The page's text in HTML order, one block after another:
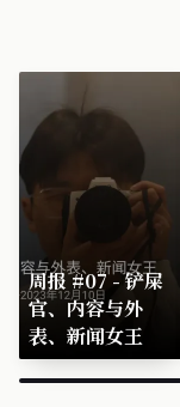
周报 #07 - 铲屎
官、内容与外
表、新闻女王